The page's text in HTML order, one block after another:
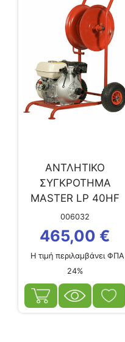
ΑΝΤΛΗΤΙΚΟ
ΣΥΓΚΡΟΤΗΜΑ
MASTER LP 40HF
(ΚΑΘΑΡΟΥ ΝΕΡΟΥ
&...
006032
465,00 €
Η τιμή περιλαμβάνει ΦΠΑ
24%